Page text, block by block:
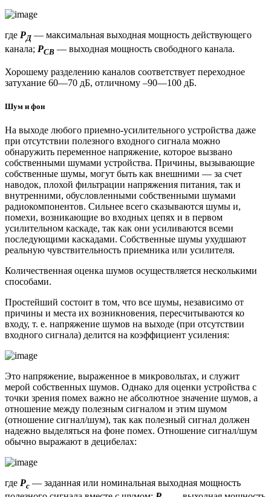
где РД— максимальная выходная мощность действующего
канала; РСВ — выходная мощность свободного канала.
Хорошему разделению каналов соответствует переходное
затухание 60—70 дБ, отличному –90—100 дБ.
Шум и фон
На выходе любого приемно-усилительного устройства даже
при отсутствии полезного входного сигнала можно
обнаружить переменное напряжение, которое вызвано
собственными шумами устройства. Причины, вызывающие
собственные шумы, могут быть как внешними — за счет
наводок, плохой фильтрации напряжения питания, так и
внутренними, обусловленными собственными шумами
радиокомпонентов. Сильнее всего сказываются шумы и,
помехи, возникающие во входных цепях и в первом
усилительном каскаде, так как они усиливаются всеми
последующими каскадами. Собственные шумы ухудшают
реальную чувствительность приемника или усилителя.
Количественная оценка шумов осуществляется несколькими
способами.
Простейший состоит в том, что все шумы, независимо от
причины и места их возникновения, пересчитываются ко
входу, т. е. напряжение шумов на выходе (при отсутствии
входного сигнала) делится на коэффициент усиления:
Это напряжение, выраженное в микровольтах, и служит
мерой собственных шумов. Однако для оценки устройства с
точки зрения помех важно не абсолютное значение шумов, а
отношение между полезным сигналом и этим шумом
(отношение сигнал/шум), так как полезный сигнал должен
надежно выделяться на фоне помех. Отношение сигнал/шум
обычно выражают в децибелах:
где Рс — заданная или номинальная выходная мощность